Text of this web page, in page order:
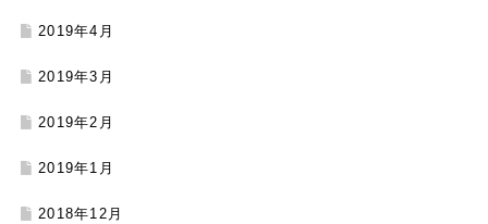
2019年4月
2019年3月
2019年2月
2019年1月
2018年12月